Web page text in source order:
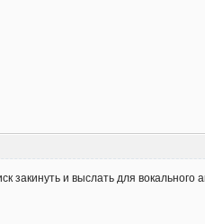
закинуть и выслать для вокального